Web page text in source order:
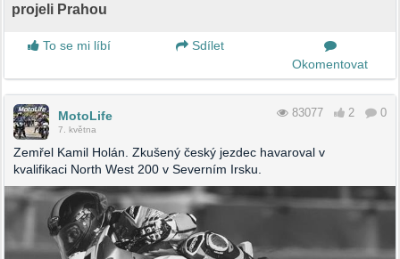
projeli Prahou
To se mi líbí
Sdílet
Okomentovat
MotoLife
7. května
83077 2 0
Zemřel Kamil Holán. Zkušený český jezdec havaroval v
kvalifikaci North West 200 v Severním Irsku.